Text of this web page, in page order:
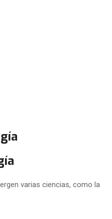
varias ciencias, como la